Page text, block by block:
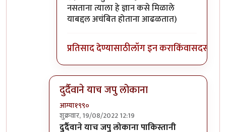
नसताना त्याला हे ज्ञान कसे मिळाले
याबद्दल अचंबित होताना आढळतात)
प्रतिसाद देण्यासाठीलॉग इन कराकिंवासदस्य व्हा
दुर्दैवाने याच जपु लोकाना
आग्या१९९०
शुक्रवार, 19/08/2022 12:19
In reply toअहो राहुल गांधी आणि आमिर खान
दुर्दैवाने याच जपु लोकाना पाकिस्तानी